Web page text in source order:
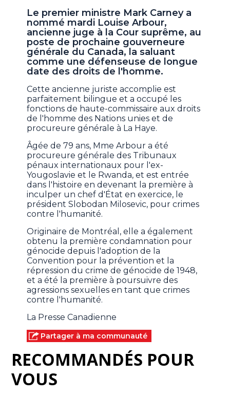
Le premier ministre Mark Carney a
nommé mardi Louise Arbour,
ancienne juge à la Cour suprême, au
poste de prochaine gouverneure
générale du Canada, la saluant
comme une défenseuse de longue
date des droits de l'homme.
Cette ancienne juriste accomplie est
parfaitement bilingue et a occupé les
fonctions de haute-commissaire aux droits
de l'homme des Nations unies et de
procureure générale à La Haye.
Âgée de 79 ans, Mme Arbour a été
procureure générale des Tribunaux
pénaux internationaux pour l'ex-
Yougoslavie et le Rwanda, et est entrée
dans l'histoire en devenant la première à
inculper un chef d'État en exercice, le
président Slobodan Milosevic, pour crimes
contre l'humanité.
Originaire de Montréal, elle a également
obtenu la première condamnation pour
génocide depuis l'adoption de la
Convention pour la prévention et la
répression du crime de génocide de 1948,
et a été la première à poursuivre des
agressions sexuelles en tant que crimes
contre l'humanité.
La Presse Canadienne
Partager à ma communauté
RECOMMANDÉS POUR
VOUS